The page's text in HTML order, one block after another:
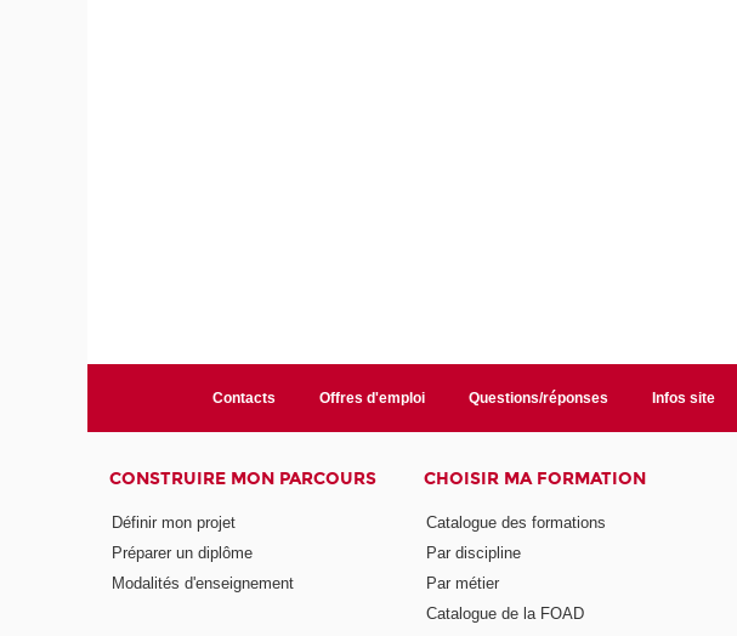
Contacts Offres d'emploi Questions/réponses Infos site
CONSTRUIRE MON PARCOURS
Définir mon projet
Préparer un diplôme
Modalités d'enseignement
CHOISIR MA FORMATION
Catalogue des formations
Par discipline
Par métier
Catalogue de la FOAD